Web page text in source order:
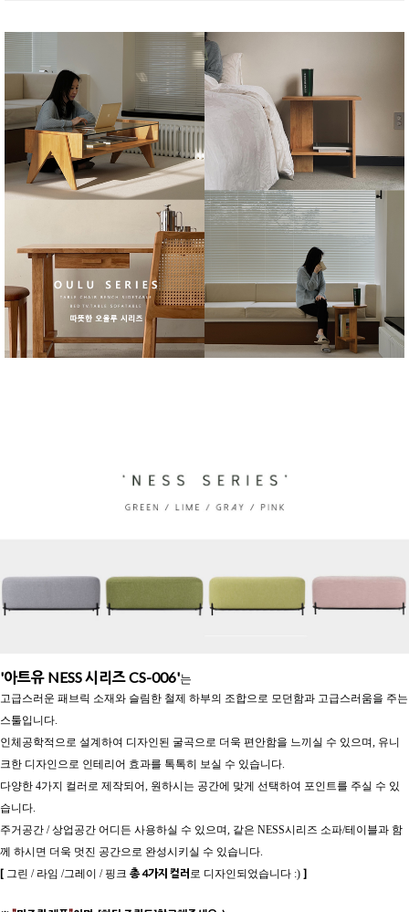
'아트유 NESS 시리즈 CS-006'는
고급스러운 패브릭 소재와 슬림한 철제 하부의 조합으로 모던함과 고급스러움을 주는
스툴입니다.
인체공학적으로 설계하여 디자인된 굴곡으로 더욱 편안함을 느끼실 수 있으며, 유니
크한 디자인으로 인테리어 효과를 톡톡히 보실 수 있습니다.
다양한 4가지 컬러로 제작되어, 원하시는 공간에 맞게 선택하여 포인트를 주실 수 있
습니다.
주거공간 / 상업공간 어디든 사용하실 수 있으며, 같은 NESS시리즈 소파/테이블과 함
께 하시면 더욱 멋진 공간으로 완성시키실 수 있습니다.
[ 그린 / 라임 /그레이 / 핑크 총 4가지 컬러 로 디자인되었습니다 :) ]